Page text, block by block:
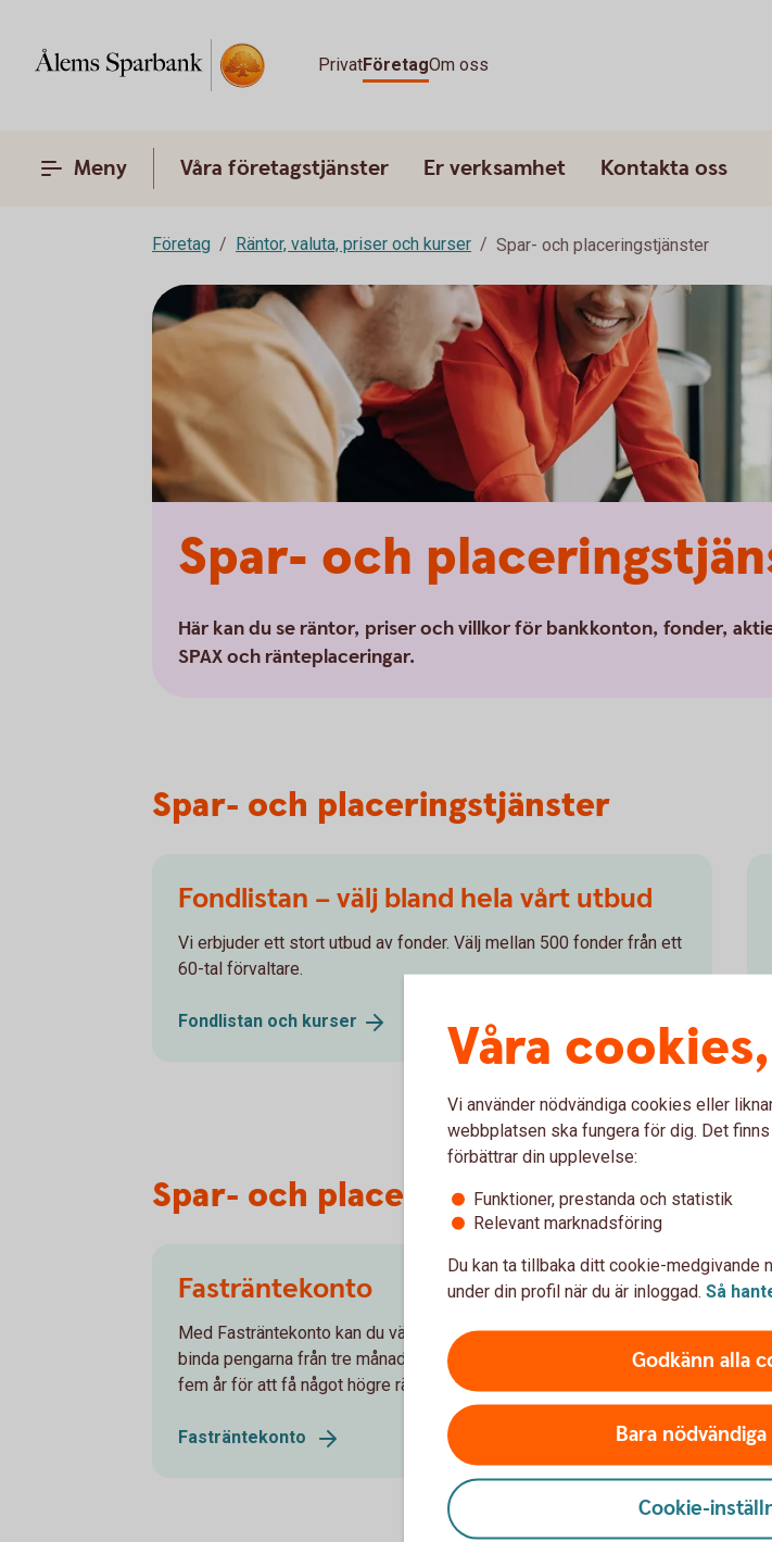
PrivatFöretagOm oss
Meny Våra företagstjänster Er verksamhet Kontakta oss
Företag Räntor, valuta, priser och kurser Spar- och placeringstjänster
Spar- och
Här kan du se räntor, priser och villkor för bankkonton, fonder,
SPAX och ränteplaceringar.
Spar- och placeringstjänster
Fondlistan – välj bland hela vårt utbud
Vi erbjuder ett stort utbud av fonder. Välj mellan 500 fonder från ett
60-tal förvaltare.
Fondlistan och kurser
Spar- och placeringstjänster
Fasträntekonto
Med Fasträntekonto kan du välja att
binda pengarna från tre månader upp till
fem år för att få något högre ränta.
Fasträntekonto
Fria uttag. Med
skapar du en ekonomisk
finns tillgängliga.
Placeringskonto
Våra
Vi använder nödvändiga cookies eller
webbplatsen ska fungera för dig. Det
förbättrar din upplevelse:
Funktioner, prestanda och statistik
Relevant marknadsföring
Du kan ta tillbaka ditt cookie-medgivande
under din profil när du är inloggad. Så
Godkänn alla
Bara
Cookie-